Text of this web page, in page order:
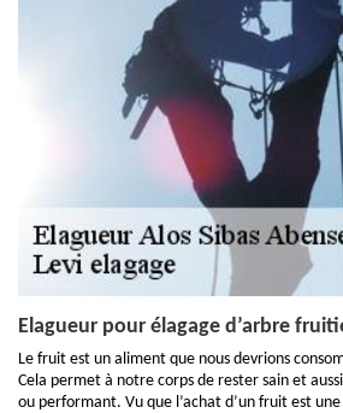
Elagueur pour élagage d’arbre
Le fruit est un aliment que nous devrions
Cela permet à notre corps de rester sain et
ou performant. Vu que l’achat d’un fruit est